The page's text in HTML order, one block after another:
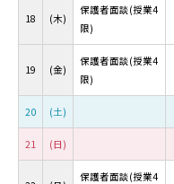
18 (木)
保護者面談(授業4
限)
19 (金)
保護者面談(授業4
限)
20 (土)
21 (日)
保護者面談(授業4